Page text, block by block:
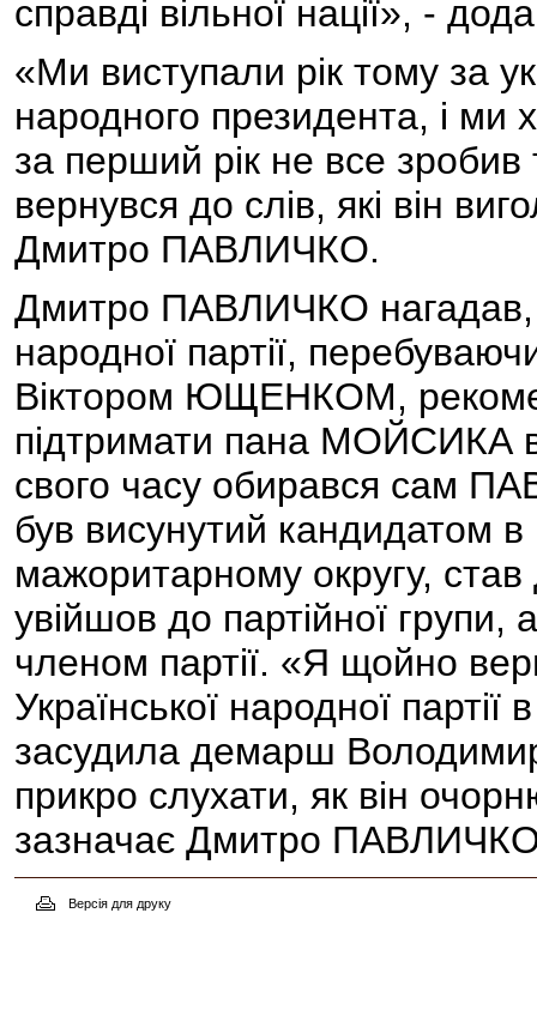
справді вільної нації», -
«Ми виступали рік тому за
народного президента, і ми
за перший рік не все
вернувся до слів, які він
Дмитро ПАВЛИЧКО.
Дмитро ПАВЛИЧКО нагадав,
народної партії,
Віктором ЮЩЕНКОМ,
підтримати пана МОЙСИКА
свого часу обирався сам
був висунутий кандидатом в
мажоритарному округу,
увійшов до партійної
членом партії. «Я щойно
Української народної
засудила демарш
прикро слухати, як він
зазначає Дмитро
Версія для друку